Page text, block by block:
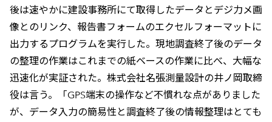
後は速やかに建設事務所にて取得したデータとデジ力メ画
像とのリンク、報告書フォームのエクセルフォーマットに
出力するプログラムを実行した。現地調査終了後のデータ
の整理の作業はこれまでの紙ベースの作業に比べ、大幅な
迅速化が実証された。株式会社名張測量設計の井ノ岡取締
役は言う。「GPS端末の操作など不慣れな点がありました
が、データ入力の簡易性と調査終了後の情報整理はとても